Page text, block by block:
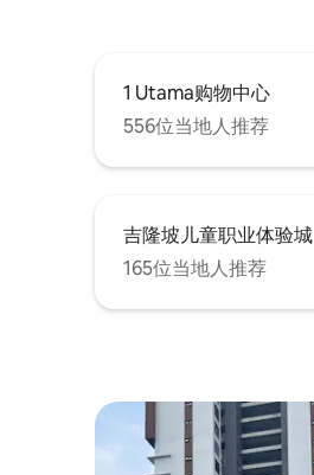
1 Utama购物中心
556位当地人推荐
吉隆坡儿童职业体验城
165位当地人推荐